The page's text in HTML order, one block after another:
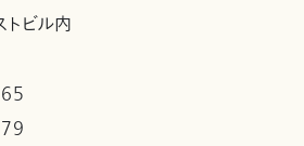
ビル内